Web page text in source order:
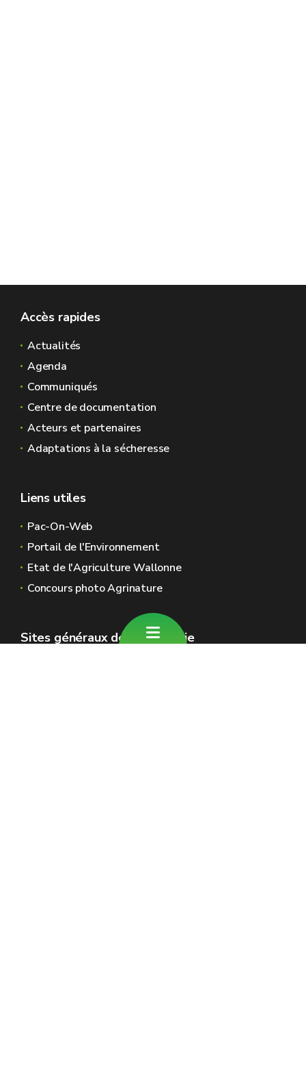
Accès rapides
Actualités
Agenda
Communiqués
Centre de documentation
Acteurs et partenaires
Adaptations à la sécheresse
Liens utiles
Pac-On-Web
Portail de l'Environnement
Etat de l'Agriculture Wallonne
Concours photo Agrinature
Sites généraux de la Wallonie